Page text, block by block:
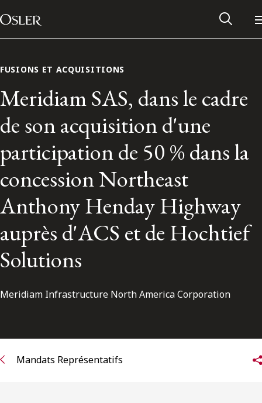
Passer au contenu
Main Navigation
Réseau des anciens d’Osler
Contactez-nous
ENGLISH
S’abonner
FUSIONS ET ACQUISITIONS
Meridiam SAS, dans le cadre
de son acquisition d'une
participation de 50 % dans la
concession Northeast
Anthony Henday Highway
auprès d'ACS et de Hochtief
Solutions
Meridiam Infrastructure North America Corporation
Mandats Représentatifs